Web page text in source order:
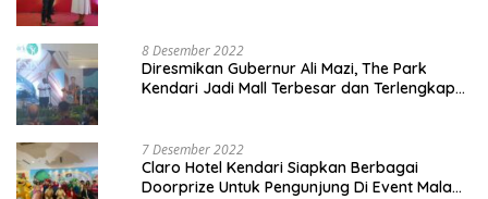
8 Desember 2022
Diresmikan Gubernur Ali Mazi, The Park
Kendari Jadi Mall Terbesar dan Terlengkap
7 Desember 2022
Claro Hotel Kendari Siapkan Berbagai
Doorprize Untuk Pengunjung Di Event Malam